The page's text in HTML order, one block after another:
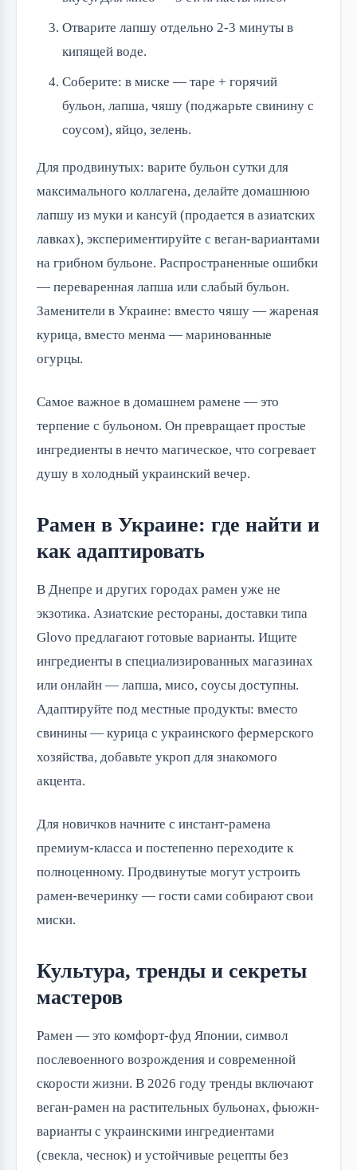
Отварите лапшу отдельно 2-3 минуты в
кипящей воде.
Соберите: в миске — таре + горячий
бульон, лапша, чяшу (поджарьте свинину с
соусом), яйцо, зелень.
Для продвинутых: варите бульон сутки для
максимального коллагена, делайте домашнюю
лапшу из муки и кансуй (продается в азиатских
лавках), экспериментируйте с веган-вариантами
на грибном бульоне. Распространенные ошибки
— переваренная лапша или слабый бульон.
Заменители в Украине: вместо чяшу — жареная
курица, вместо менма — маринованные
огурцы.
Самое важное в домашнем рамене — это
терпение с бульоном. Он превращает простые
ингредиенты в нечто магическое, что согревает
душу в холодный украинский вечер.
Рамен в Украине: где найти и
как адаптировать
В Днепре и других городах рамен уже не
экзотика. Азиатские рестораны, доставки типа
Glovo предлагают готовые варианты. Ищите
ингредиенты в специализированных магазинах
или онлайн — лапша, мисо, соусы доступны.
Адаптируйте под местные продукты: вместо
свинины — курица с украинского фермерского
хозяйства, добавьте укроп для знакомого
акцента.
Для новичков начните с инстант-рамена
премиум-класса и постепенно переходите к
полноценному. Продвинутые могут устроить
рамен-вечеринку — гости сами собирают свои
миски.
Культура, тренды и секреты
мастеров
Рамен — это комфорт-фуд Японии, символ
послевоенного возрождения и современной
скорости жизни. В 2026 году тренды включают
веган-рамен на растительных бульонах, фьюжн-
варианты с украинскими ингредиентами
(свекла, чеснок) и устойчивые рецепты без